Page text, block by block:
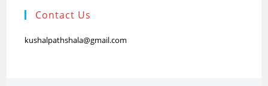
Contact Us
kushalpathshala@gmail.com